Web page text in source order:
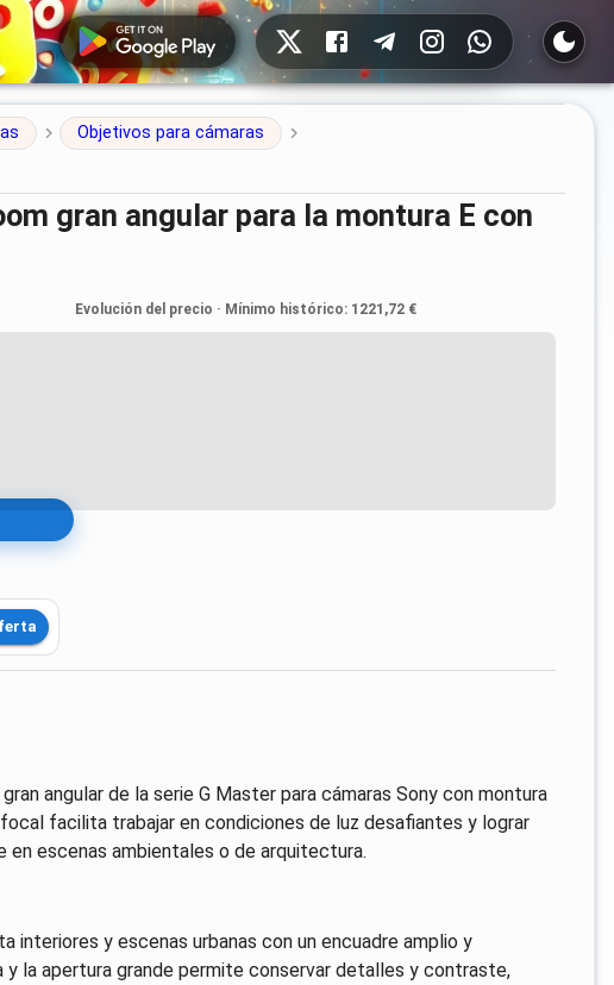
Redes sociales
Objetivos para cámaras
Evolución del precio · Mínimo histórico: 1221,72 €
angular de la serie G Master para cámaras Sony con montura
facilita trabajar en condiciones de luz desafiantes y lograr
escenas ambientales o de arquitectura.
interiores y escenas urbanas con un encuadre amplio y
la apertura grande permite conservar detalles y contraste,